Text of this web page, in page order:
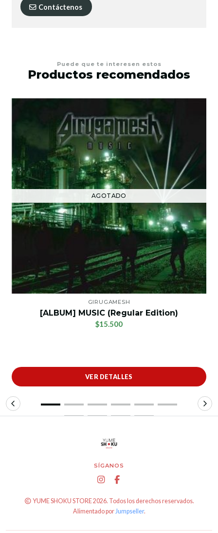
Contáctenos
Puede que te interesen estos
Productos recomendados
AGOTADO
GIRUGAMESH
[ALBUM] MUSIC (Regular Edition)
$15.500
VER DETALLES
SÍGANOS
YUME SHOKU STORE 2026. Todos los derechos reservados.
Alimentado porJumpseller.